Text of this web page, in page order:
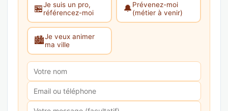
🏪Je suis un pro,
référencez-moi
🔔Prévenez-moi
(métier à venir)
🏙️Je veux animer
ma ville